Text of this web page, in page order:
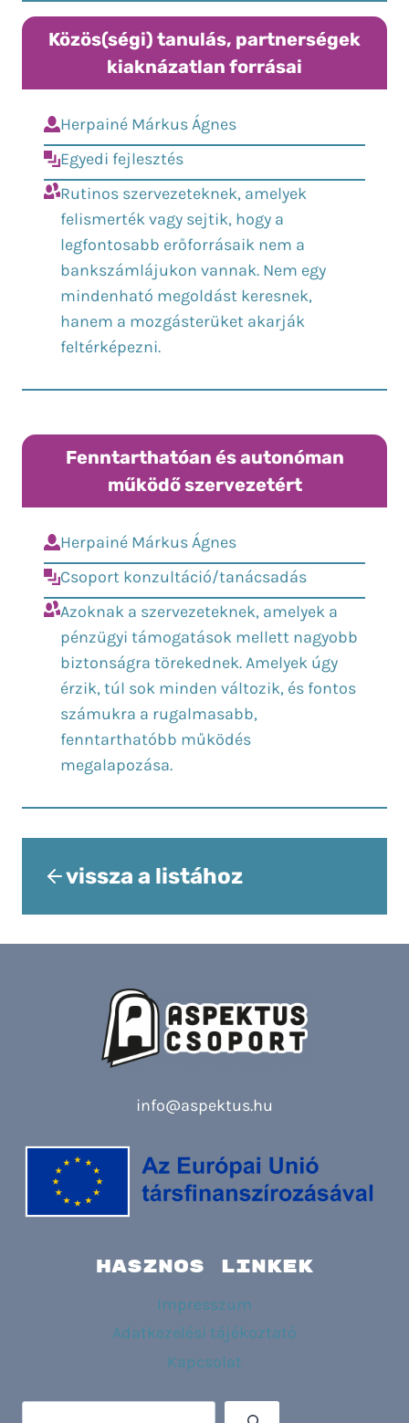
Közös(ségi) tanulás, partnerségek
kiaknázatlan forrásai
Herpainé Márkus Ágnes
Egyedi fejlesztés
Rutinos szervezeteknek, amelyek
felismerték vagy sejtik, hogy a
legfontosabb erőforrásaik nem a
bankszámlájukon vannak. Nem egy
mindenható megoldást keresnek,
hanem a mozgásterüket akarják
feltérképezni.
Fenntarthatóan és autonóman
működő szervezetért
Herpainé Márkus Ágnes
Csoport konzultáció/tanácsadás
Azoknak a szervezeteknek, amelyek a
pénzügyi támogatások mellett nagyobb
biztonságra törekednek. Amelyek úgy
érzik, túl sok minden változik, és fontos
számukra a rugalmasabb,
fenntarthatóbb működés
megalapozása.
vissza a listához
info@aspektus.hu
HASZNOS LINKEK
Impresszum
Adatkezelési tájékoztató
Kapcsolat
Keresés